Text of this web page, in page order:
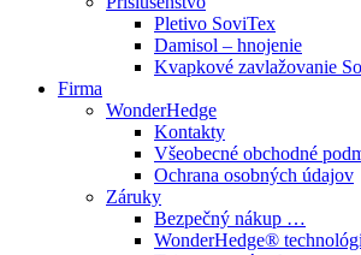
Pletivo SoviTex
Damisol – hnojenie
Kvapkové zavlažovanie
Firma
WonderHedge
Kontakty
Všeobecné obchodné
Ochrana osobných údajov
Záruky
Bezpečný nákup …
WonderHedge®